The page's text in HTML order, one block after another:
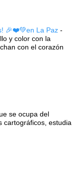
🎉❤️💚en La Paz -
y color con la
con el corazón
se ocupa del
cartográficos, estudia